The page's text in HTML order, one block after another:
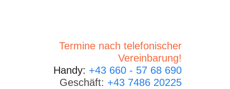
Termine nach telefonischer
Vereinbarung!
Handy: +43 660 - 57 68 690
Geschäft: +43 7486 20225